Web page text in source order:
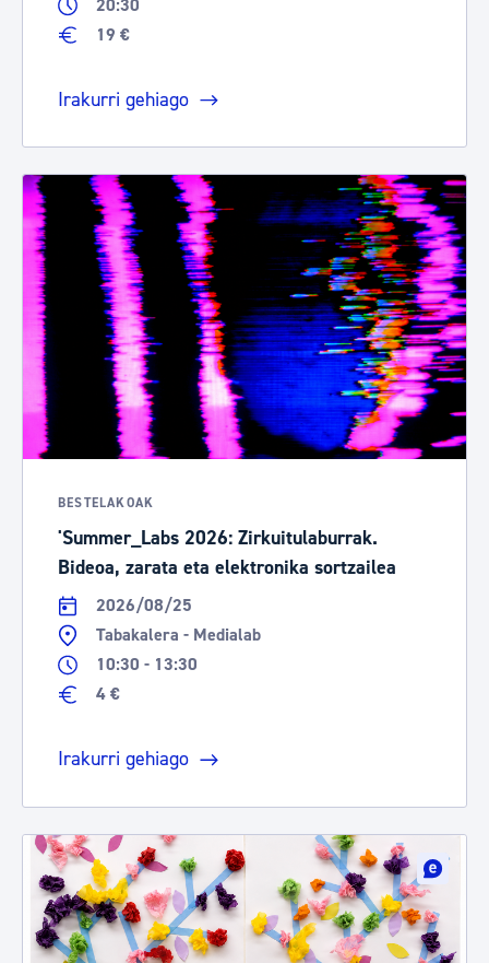
20:30
19 €
Irakurri gehiago
BESTELAKOAK
'Summer_Labs 2026: Zirkuitulaburrak.
Bideoa, zarata eta elektronika sortzailea
2026/08/25
Tabakalera - Medialab
10:30 - 13:30
4 €
Irakurri gehiago